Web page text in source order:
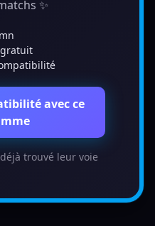
✨
gratuit
avec ce
trouvé leur voie